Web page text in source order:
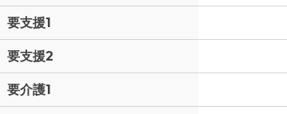
外観の写真
要支援1
要支援2
要介護1